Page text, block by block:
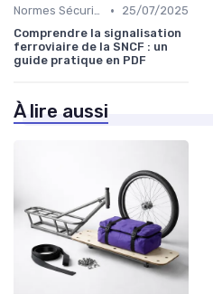
Normes Sécurité •
25/07/2025
Comprendre la signalisation
ferroviaire de la SNCF : un
guide pratique en PDF
À lire aussi